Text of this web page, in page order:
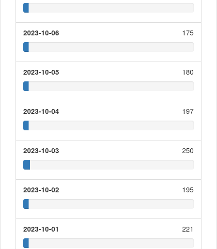
2023-10-06 175
2023-10-05 180
2023-10-04 197
2023-10-03 250
2023-10-02 195
2023-10-01 221